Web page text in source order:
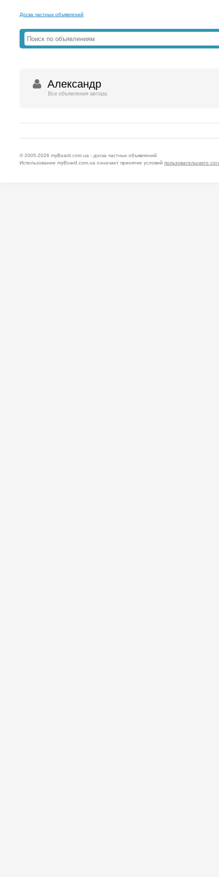
Доска частных объявлений
Александр
Все объявления автора
© 2005-2026 myBoard.com.ua - доска частных объявлений
Использование myBoard.com.ua означает принятие условий пользовательского